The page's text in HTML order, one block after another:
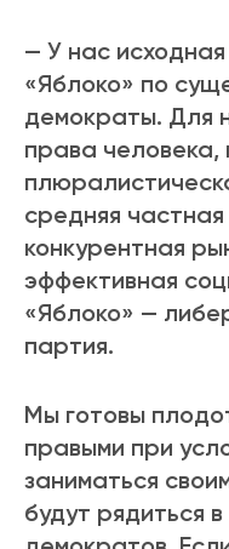
— У нас
«Яблоко» по
демократы. Для
права
средняя
конкурентная
эффективная
«Яблоко» —
партия.
Мы готовы
правыми при
заниматься
будут рядиться